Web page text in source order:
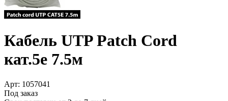
Кабель UTP Patch Cord
кат.5e 7.5м
Арт: 1057041
Под заказ